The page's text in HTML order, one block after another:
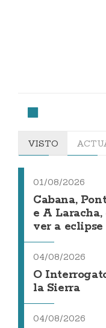
VISTO
01/08/2026
Cabana,
e A
ver a
04/08/2026
O
la Sierra
04/08/2026